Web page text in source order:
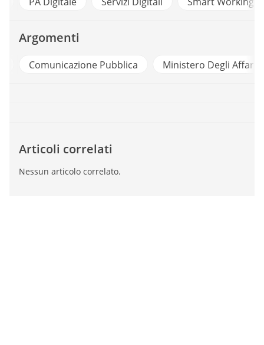
Argomenti
Comunicazione Pubblica Ministero Degli Affari
Articoli correlati
Nessun articolo correlato.